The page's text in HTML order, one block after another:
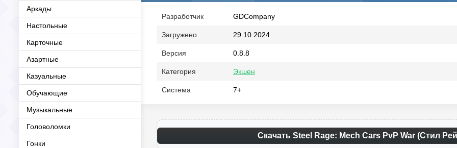
Аркады
Настольные
Карточные
Азартные
Казуальные
Обучающие
Музыкальные
Головоломки
Гонки
Разработчик GDCompany
Загружено 29.10.2024
Версия 0.8.8
Категория Экшен
Система 7+
Скачать Steel Rage: Mech Cars PvP War (Стил